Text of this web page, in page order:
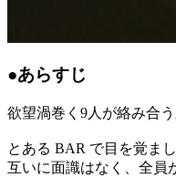
●あらすじ
欲望渦巻く9人が絡み合
とある BAR で目を覚まし
互いに面識はなく、全員